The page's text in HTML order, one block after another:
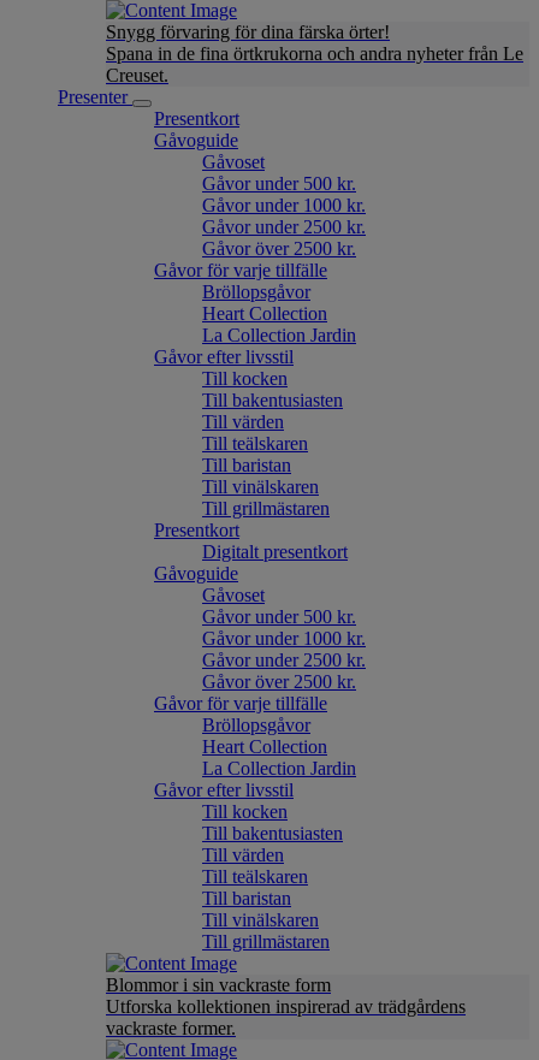
Snygg förvaring för dina färska örter!
Spana in de fina örtkrukorna och andra nyheter från Le
Creuset.
Presenter
Presentkort
Gåvoguide
Gåvoset
Gåvor under 500 kr.
Gåvor under 1000 kr.
Gåvor under 2500 kr.
Gåvor över 2500 kr.
Gåvor för varje tillfälle
Bröllopsgåvor
Heart Collection
La Collection Jardin
Gåvor efter livsstil
Till kocken
Till bakentusiasten
Till värden
Till teälskaren
Till baristan
Till vinälskaren
Till grillmästaren
Presentkort
Digitalt presentkort
Gåvoguide
Gåvoset
Gåvor under 500 kr.
Gåvor under 1000 kr.
Gåvor under 2500 kr.
Gåvor över 2500 kr.
Gåvor för varje tillfälle
Bröllopsgåvor
Heart Collection
La Collection Jardin
Gåvor efter livsstil
Till kocken
Till bakentusiasten
Till värden
Till teälskaren
Till baristan
Till vinälskaren
Till grillmästaren
Blommor i sin vackraste form
Utforska kollektionen inspirerad av trädgårdens
vackraste former.